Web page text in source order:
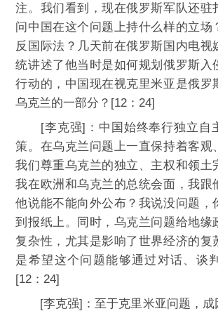
注。我们看到，现在俄罗斯军队还驻
问中国在这个问题上持什么样的立场
反国际法？几天前在俄罗斯国内电视
统讲述了他当时是如何规划俄罗斯入
行动的，中国现在视克里米亚是俄罗
乌克兰的一部分？[12：24]
[李克强]：中国始终奉行独立自
策。在乌克兰问题上一直保持着客观
我们尊重乌克兰的独立、主权和领土
我在欧洲和乌克兰的总统会面，我跟
他说能不能向外公布？我说没问题，
到报纸上。同时，乌克兰问题给地缘
复杂性，尤其是影响了世界经济的复
是希望这个问题能够通过对话、谈
[12：24]
[李克强]：至于克里米亚问题，成